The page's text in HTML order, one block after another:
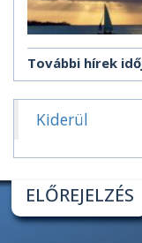
További hírek
Kiderül
ELŐREJELZÉS